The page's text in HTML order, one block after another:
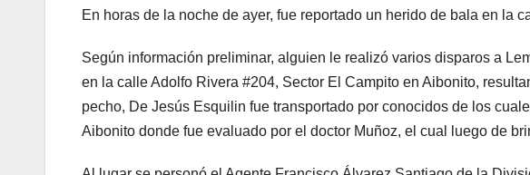
En horas de la noche de ayer, fue reportado un herido de bala en
Según información preliminar, alguien le realizó varios disparos a
en la calle Adolfo Rivera #204, Sector El Campito en Aibonito,
pecho, De Jesús Esquilin fue transportado por conocidos de los
Aibonito donde fue evaluado por el doctor Muñoz, el cual luego de